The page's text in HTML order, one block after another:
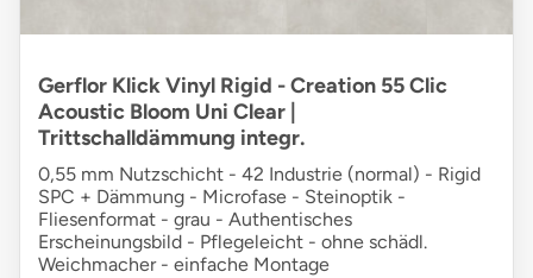
Gerflor Klick Vinyl Rigid - Creation 55 Clic
Acoustic Bloom Uni Clear |
Trittschalldämmung integr.
0,55 mm Nutzschicht - 42 Industrie (normal) - Rigid
SPC + Dämmung - Microfase - Steinoptik -
Fliesenformat - grau - Authentisches
Erscheinungsbild - Pflegeleicht - ohne schädl.
Weichmacher - einfache Montage